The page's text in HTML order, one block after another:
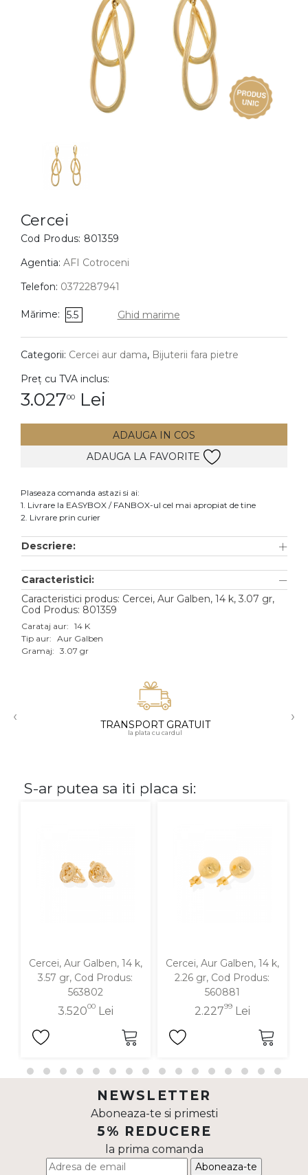
BIJUTERII COPII
Cercei
Bratari
Coliere
Lanturi
Pandantive
DIAMANTE Vezi toate
Cercei
Accesorii
Aur alb
Aur roz
Aur mixt
18K
Cercei
Cod Produs: 801359
Agentia: AFI Cotroceni
Telefon: 0372287941
Mărime: 5.5 Ghid marime
Categorii: Cercei aur dama, Bijuterii fara pietre
Preț cu TVA inclus:
3.02700 Lei
ADAUGA IN COS
ADAUGA LA FAVORITE
Plaseaza comanda astazi si ai:
1. Livrare la EASYBOX / FANBOX-ul cel mai apropiat de tine
2. Livrare prin curier
Descriere:
Caracteristici:
Caracteristici produs: Cercei, Aur Galben, 14 k, 3.07 gr,
Cod Produs: 801359
Carataj aur: 14 K
Tip aur: Aur Galben
Gramaj: 3.07 gr
‹ TRANSPORT GRATUIT
la plata cu cardul
›
S-ar putea sa iti placa si:
Cercei, Aur Galben, 14 k,
3.57 gr, Cod Produs:
563802
3.52000Lei
Cercei, Aur Galben, 14 k,
2.26 gr, Cod Produs:
560881
2.22799Lei
NEWSLETTER
Aboneaza-te si primesti
5% REDUCERE
la prima comanda
Aboneaza-te